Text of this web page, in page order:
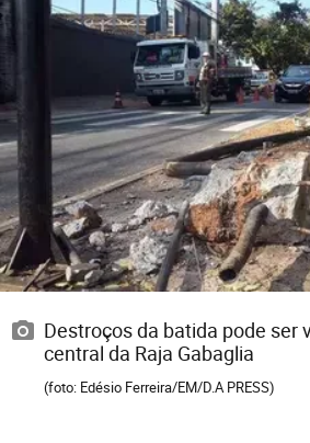
Destroços da batida pode ser
central da Raja Gabaglia
(foto: Edésio Ferreira/EM/D.A PRESS)